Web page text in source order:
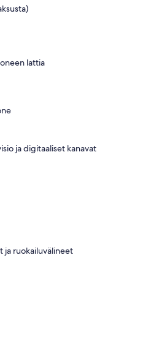
lattia
ja digitaaliset kanavat
ja ruokailuvälineet